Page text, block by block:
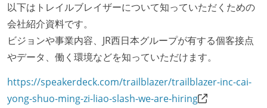
子育て中のエンジニアが、働き方を紹介したコンテン
ツが公開されている
フレックスタイム制または裁量労働制を採用している
外国籍の開発メンバーがいる
以下はトレイルブレイザーについて知っていただくための
会社紹介資料です。
ビジョンや事業内容、JR西日本グループが有する個客接点
やデータ、働く環境などを知っていただけます。
https://speakerdeck.com/trailblazer/trailblazer-inc-cai-
yong-shuo-ming-zi-liao-slash-we-are-hiring